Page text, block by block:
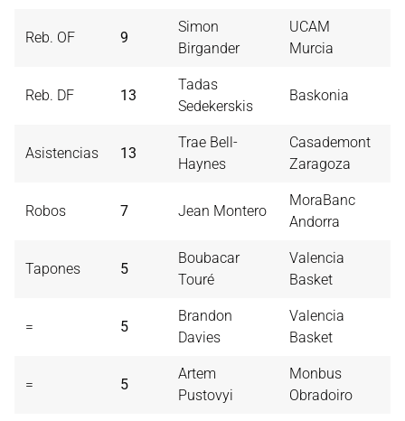
Reb. OF 9
Simon
Birgander
UCAM
Murcia
Reb. DF 13
Tadas
Sedekerskis
Baskonia
Asistencias 13
Trae Bell-
Haynes
Casademont
Zaragoza
Robos 7 Jean Montero
MoraBanc
Andorra
Tapones 5
Boubacar
Touré
Valencia
Basket
= 5
Brandon
Davies
Valencia
Basket
= 5
Artem
Pustovyi
Monbus
Obradoiro